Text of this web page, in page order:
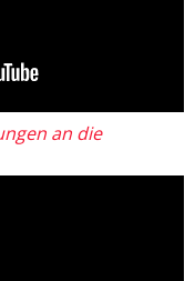
an die